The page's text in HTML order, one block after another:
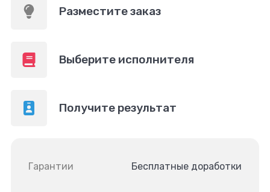
Разместите заказ
Выберите исполнителя
Получите результат
Гарантии Бесплатные доработки